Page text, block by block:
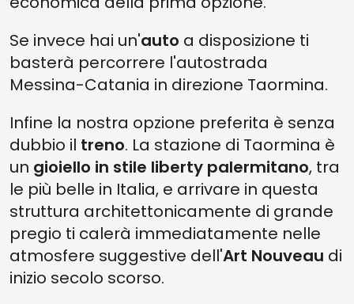
Se invece hai un'auto a disposizione ti
basterà percorrere l'autostrada
Messina-Catania in direzione Taormina.
Infine la nostra opzione preferita è senza
dubbio il treno. La stazione di Taormina è
un gioiello in stile liberty palermitano, tra
le più belle in Italia, e arrivare in questa
struttura architettonicamente di grande
pregio ti calerà immediatamente nelle
atmosfere suggestive dell'Art Nouveau di
inizio secolo scorso.